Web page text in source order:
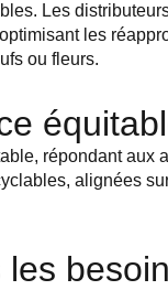
Les
les
ou fleurs.
répondant aux
alignées